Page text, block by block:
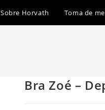
Sobre Horvath Toma de
Bra Zoé –